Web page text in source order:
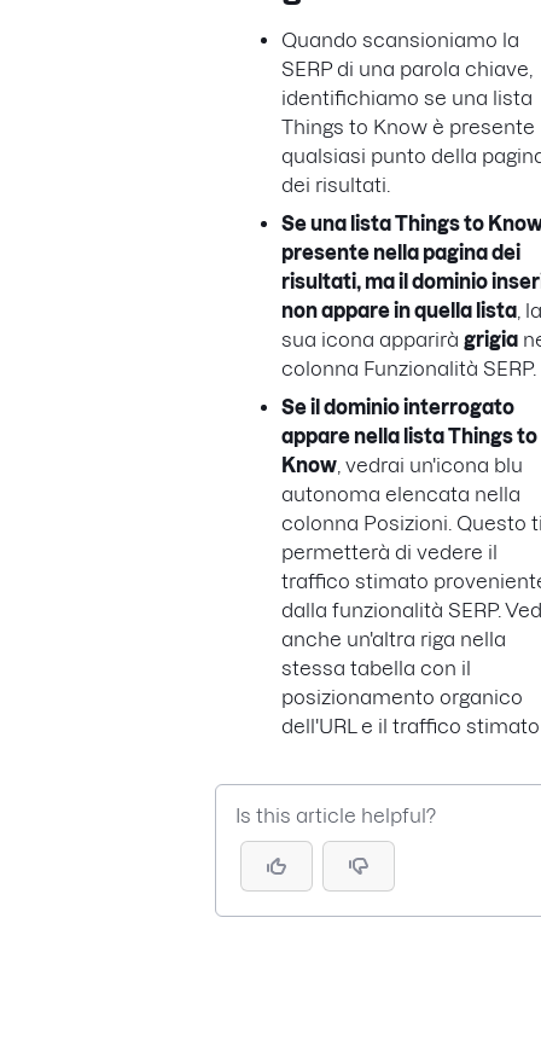
Quando scansioniamo la
SERP di una parola chiave,
identifichiamo se una lista
Things to Know è presente
qualsiasi punto della
dei risultati.
Se una lista Things to
presente nella pagina dei
risultati, ma il dominio
non appare in quella lista , la
sua icona apparirà grigia
colonna Funzionalità SERP.
Se il dominio interrogato
appare nella lista Things to
Know , vedrai un'icona blu
autonoma elencata nella
colonna Posizioni. Questo
permetterà di vedere il
traffico stimato
dalla funzionalità SERP.
anche un'altra riga nella
stessa tabella con il
posizionamento organico
dell'URL e il traffico
Is this article helpful?